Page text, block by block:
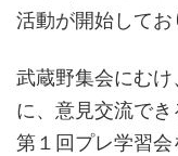
活動が開始してお
武蔵野集会にむ
に、意見交流でき
第１回プレ学習